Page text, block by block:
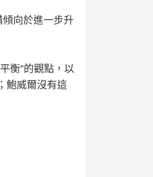
向於進一步升
衡”的觀點，以
鮑威爾沒有這